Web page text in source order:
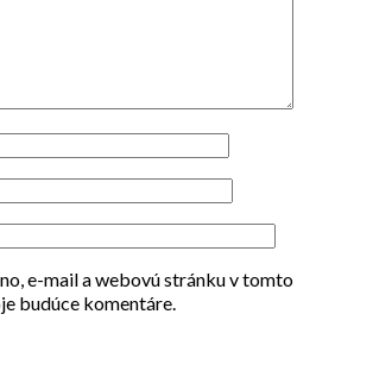
e-mail a webovú stránku v tomto
budúce komentáre.